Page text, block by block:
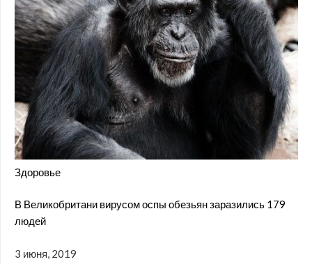
Здоровье
В Великобритани вирусом оспы обезьян заразились 179
людей
3 июня, 2019